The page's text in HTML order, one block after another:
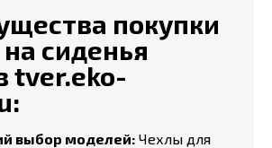
покупки
сиденья
tver.eko-
выбор моделей: Чехлы для